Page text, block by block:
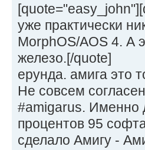
уже практически
MorphOS/AOS 4. А
железо.[/quote]
ерунда. амига это
Не совсем
#amigarus. Именно
процентов 95
сделало Амигу -